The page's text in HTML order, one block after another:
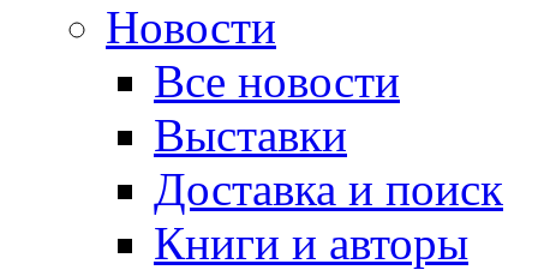
Новости
Все новости
Выставки
Доставка и поиск
Книги и авторы